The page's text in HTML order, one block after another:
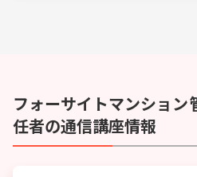
フォーサイトマンション
任者の通信講座情報